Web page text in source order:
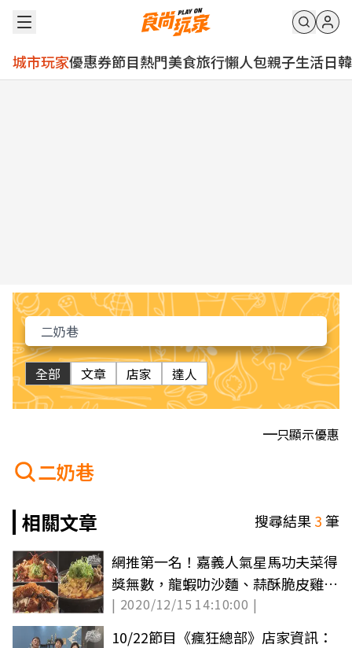
城市玩家優惠券節目熱門美食旅行懶人包親子生活日韓
全部 文章 店家 達人
只顯示優惠
二奶巷
相關文章
搜尋結果3筆
網推第一名！嘉義人氣星馬功夫菜得
獎無數，龍蝦叻沙麵、蒜酥脆皮雞一
吃上癮
| 2020/12/15 14:10:00 |
10/22節目《瘋狂總部》店家資訊：